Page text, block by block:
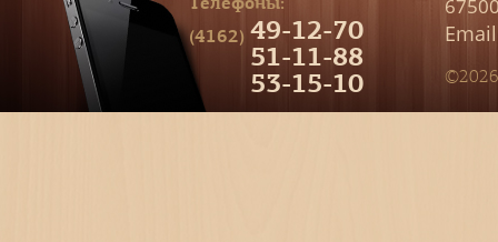
(4162) 49-12-70
51-11-88
53-15-10